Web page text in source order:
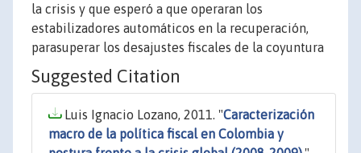
la crisis y que esperó a que operaran los
estabilizadores automáticos en la recuperación,
parasuperar los desajustes fiscales de la coyuntura
Suggested Citation
Luis Ignacio Lozano, 2011. "Caracterización
macro de la política fiscal en Colombia y